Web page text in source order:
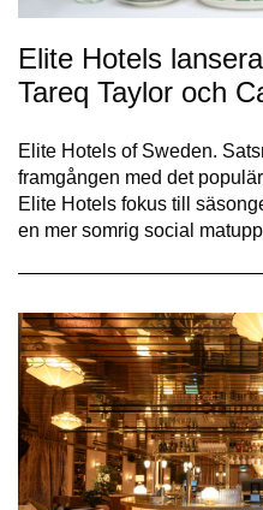
Elite Hotels
Tareq Taylor och
Elite Hotels of Sweden.
framgången med det
Elite Hotels fokus till
en mer somrig social